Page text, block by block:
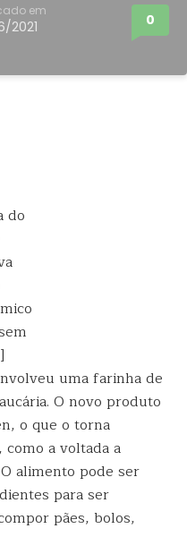
em
2021 0
do
uma farinha de
O novo produto
o que o torna
como a voltada a
alimento pode ser
para ser
pães, bolos,